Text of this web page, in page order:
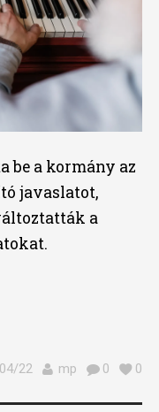
be a kormány az
javaslatot,
a
22
mp 0 0